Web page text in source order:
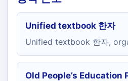
Unified textbook 한자
Unified textbook 한자,
Old People’s Education